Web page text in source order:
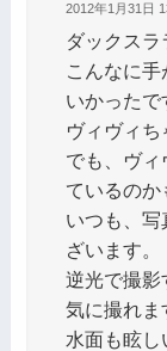
2012年1月31日
ダックスラ
こんなに
いかったで
ヴィヴィち
でも、ヴ
ているのか
いつも、
ざいます。
逆光で撮影
気に撮れま
水面も眩し